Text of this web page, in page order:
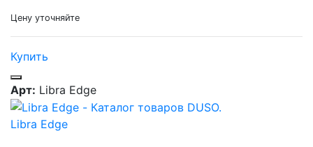
Цену уточняйте
Купить
Арт: Libra Edge
Libra Edge